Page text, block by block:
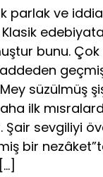
parlak ve
bunu.
süzülmüş
ilk
sevgiliyi
bir